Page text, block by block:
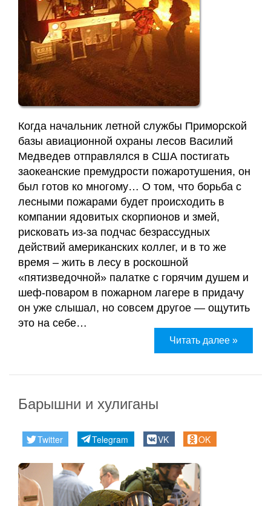
Когда начальник летной службы Приморской
базы авиационной охраны лесов Василий
Медведев отправлялся в США постигать
заокеанские премудрости пожаротушения, он
был готов ко многому… О том, что борьба с
лесными пожарами будет происходить в
компании ядовитых скорпионов и змей,
рисковать из-за подчас безрассудных
действий американских коллег, и в то же
время – жить в лесу в роскошной
«пятизведочной» палатке с горячим душем и
шеф-поваром в пожарном лагере в придачу
он уже слышал, но совсем другое — ощутить
это на себе…
Читать далее »
Барышни и хулиганы
Twitter Telegram VK OK